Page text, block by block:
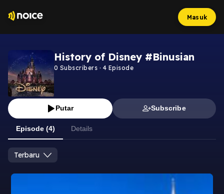
Masuk
History of Disney #Binusian
0 Subscribers · 4 Episode
Putar Subscribe
Episode (4) Details
Terbaru